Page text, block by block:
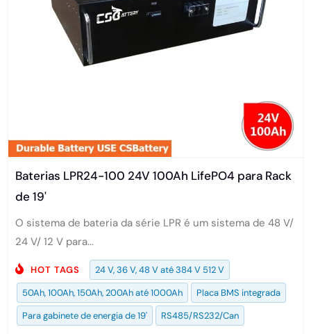
Baterias LPR24-100 24V 100Ah LifePO4 para Rack
de 19'
O sistema de bateria da série LPR é um sistema de 48 V/
24 V/ 12 V para...
HOT TAGS
24 V, 36 V, 48 V até 384 V 512 V
50Ah, 100Ah, 150Ah, 200Ah até 1000Ah
Placa BMS integrada
Para gabinete de energia de 19'
RS485/RS232/Can